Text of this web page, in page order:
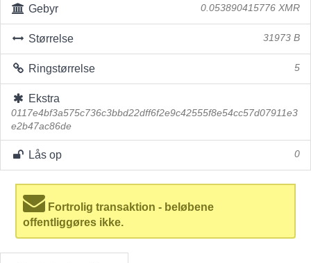
Gebyr 0.053890415776 XMR
Størrelse 31973 B
Ringstørrelse 5
Ekstra
0117e4bf3a575c736c3bbd22dff6f2e9c42555f8e54cc57d07911e3
e2b47ac86de
Lås op 0
Fortrolig transaktion - beløbene
offentliggøres ikke.